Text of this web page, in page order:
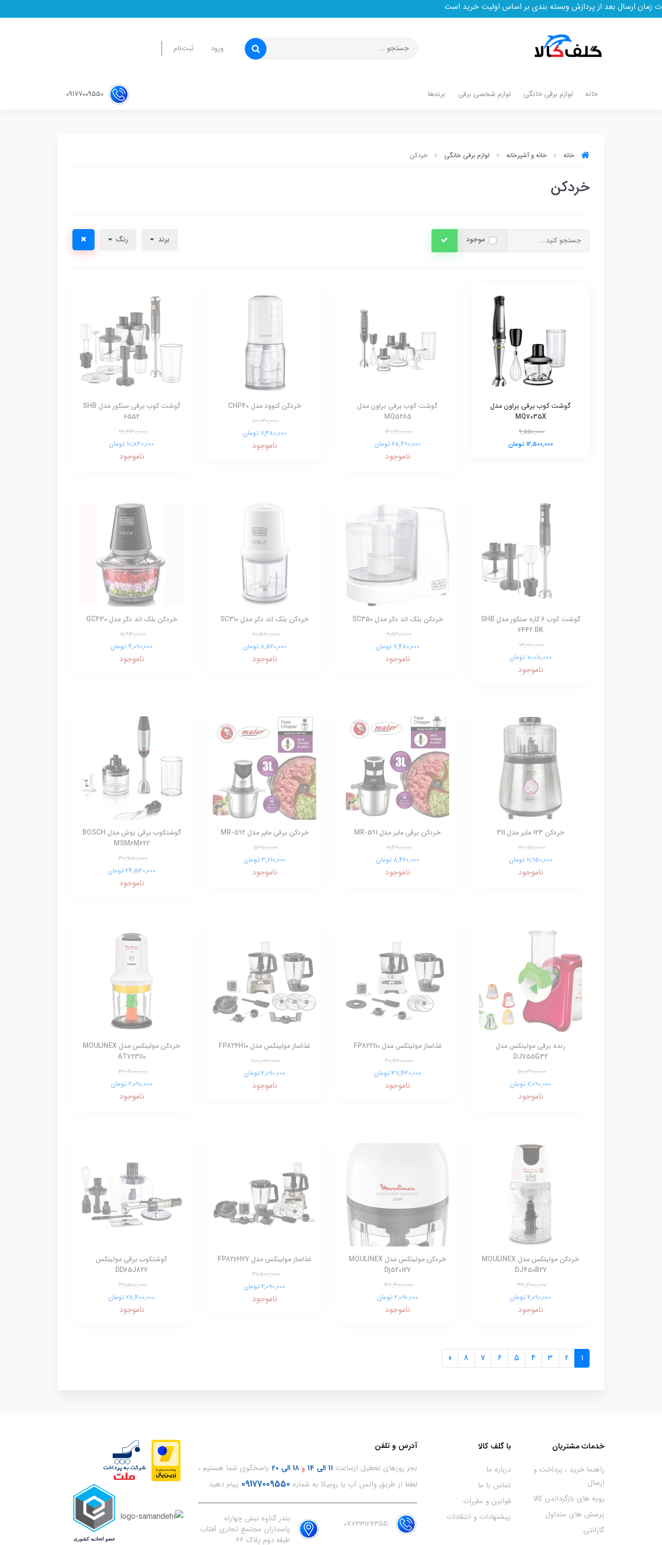
از پردازش وبسته بندی بر اساس اولیت خرید است
ورود ثبت‌نام
خانه لوازم برقی خانگی لوازم شخصی برقی برندها
خانه خانه و آشپرخانه لوازم برقی خانگی خردکن
خردکن
موجود برند رنگ
گوشت کوب برقی براون مدل
MQ7035X
9,550,000
12,500,000 تومان
گوشت کوب برقی براون مدل
MQ5285
30,910,000
28,490,000 تومان
ناموجود
خردکن کنوود مدل CHP40
10,020,000
7,380,000 تومان
ناموجود
گوشت کوب برقی سنکور مدل SHB
6552
12,230,000
10,830,000 تومان
ناموجود
گوشت کوب 6 کاره سنکور مدل SHB
6442 BK
12,010,000
10,010,000 تومان
ناموجود
خردکن بلک اند دکر مدل SC350
9,540,000
7,480,000 تومان
ناموجود
خردکن بلک اند دکر مدل SC310
10,580,000
8,520,000 تومان
ناموجود
خردکن بلک اند دکر مدل GC430
5,940,000
4,090,000 تومان
ناموجود
خردکن 123 مایر مدل 311
16,050,000
11,950,000 تومان
ناموجود
خردکن برقی مایر مدل MR-591
11,490,000
8,420,000 تومان
ناموجود
خردکن برقی مایر مدل MR-592
5,910,000
3,710,000 تومان
ناموجود
گوشتکوب برقی بوش مدل BOSCH
MSM6M622
30,780,000
24,530,000 تومان
ناموجود
رنده برقی مولينکس مدل
DJ755G32
50,310,000
2,090,000 تومان
ناموجود
غذاساز مولینکس مدل FP822110
40,420,000
37,430,000 تومان
ناموجود
غذاساز مولینکس مدل FP824H10
100,070,000
2,090,000 تومان
ناموجود
خردکن مولینکس مدل MOULINEX
AT723110
36,400,000
2,090,000 تومان
ناموجود
خردکن مولینکس مدل MOULINEX
DJ450B27
36,400,000
2,090,000 تومان
ناموجود
خردکن مولینکس مدل MOULINEX
Dj520127
36,400,000
2,090,000 تومان
ناموجود
غذاساز مولینکس مدل FP826H27
31,500,000
2,090,000 تومان
ناموجود
گوشتکوب برقی مولینکس
DD65J827
31,500,000
28,400,000 تومان
ناموجود
1
2
3
4
5
6
7
8
»
خدمات مشتریان
راهنما خرید ، پرداخت و
ارسال
رویه های بازگرداندن کالا
پرسش های متداول
گارانتی
با گلف کالا
درباره ما
تماس با ما
قوانین و مقررات
پیشنهادات و انتقادات
آدرس و تلفن
بجز روزهای تعطیل ازساعت 11 الی 14 و 18 الی 20
پاسخگوی شما هستیم ،
لطفا از طریق واتس آپ یا روبیکا به شماره 09177009550 پیام دهید
07733127355
بندر گناوه نبش چهاراه
پاسداران مجتمع تجاری آفتاب
طبقه دوم پلاک 66